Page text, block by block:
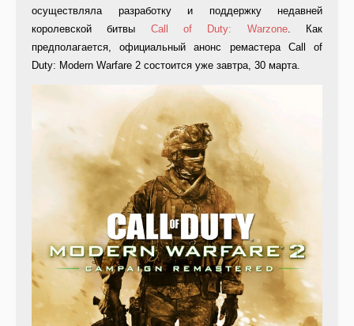
осуществляла разработку и поддержку недавней
королевской битвы Call of Duty: Warzone. Как
предполагается, официальный анонс ремастера Call of
Duty: Modern Warfare 2 состоится уже завтра, 30 марта.